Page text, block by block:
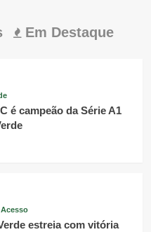
Em Destaque
é campeão da Série A1
estreia com vitória